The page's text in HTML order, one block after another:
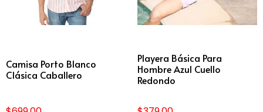
Camisa Porto Blanco
Clásica Caballero
Playera Básica Para
Hombre Azul Cuello
Redondo